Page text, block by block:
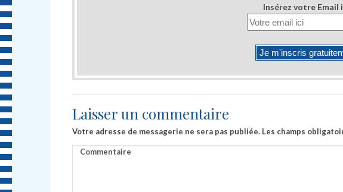
Insérez votre Email
Laisser un commentaire
Votre adresse de messagerie ne sera pas publiée. Les champs
Commentaire